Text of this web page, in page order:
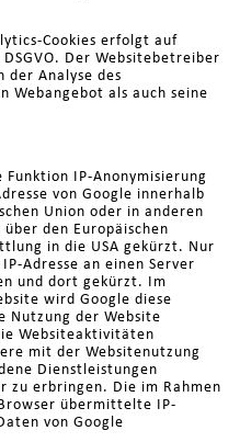
Cookies erfolgt auf
Der Websitebetreiber
der Analyse des
Webangebot als auch seine
IP-Anonymisierung
von Google innerhalb
Union oder in anderen
den Europäischen
in die USA gekürzt. Nur
Adresse an einen Server
und dort gekürzt. Im
wird Google diese
Nutzung der Website
Websiteaktivitäten
mit der Websitenutzung
Dienstleistungen
zu erbringen. Die im Rahmen
übermittelte IP-
von Google